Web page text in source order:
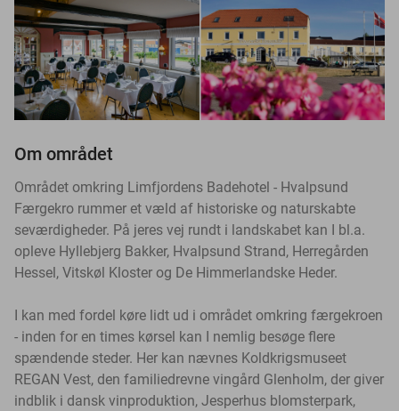
Om området
Området omkring Limfjordens Badehotel - Hvalpsund
Færgekro rummer et væld af historiske og naturskabte
seværdigheder. På jeres vej rundt i landskabet kan I bl.a.
opleve Hyllebjerg Bakker, Hvalpsund Strand, Herregården
Hessel, Vitskøl Kloster og De Himmerlandske Heder.
I kan med fordel køre lidt ud i området omkring færgekroen
- inden for en times kørsel kan I nemlig besøge flere
spændende steder. Her kan nævnes Koldkrigsmuseet
REGAN Vest, den familiedrevne vingård Glenholm, der giver
indblik i dansk vinproduktion, Jesperhus blomsterpark,